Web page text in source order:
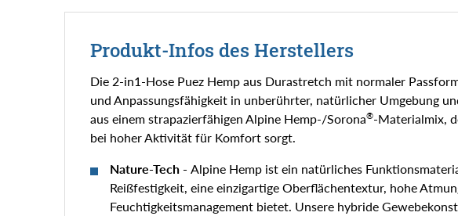
Produkt-Infos des Herstellers
Die 2-in1-Hose Puez Hemp aus Durastretch mit normaler
und Anpassungsfähigkeit in unberührter, natürlicher Umgebung
aus einem strapazierfähigen Alpine Hemp-/Sorona®-Materialmix,
bei hoher Aktivität für Komfort sorgt.
Nature-Tech - Alpine Hemp ist ein natürliches
Reißfestigkeit, eine einzigartige Oberflächentextur, hohe
Feuchtigkeitsmanagement bietet. Unsere hybride